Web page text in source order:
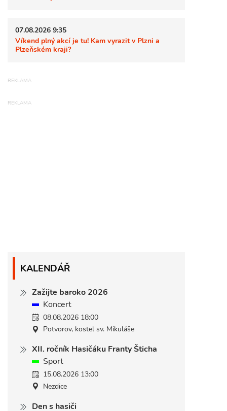
07.08.2026 9:35
Víkend plný akcí je tu! Kam vyrazit v Plzni a
Plzeňském kraji?
KALENDÁŘ
Zažijte baroko 2026
Koncert
08.08.2026 18:00
Potvorov, kostel sv. Mikuláše
XII. ročník Hasičáku Franty Šticha
Sport
15.08.2026 13:00
Nezdice
Den s hasiči